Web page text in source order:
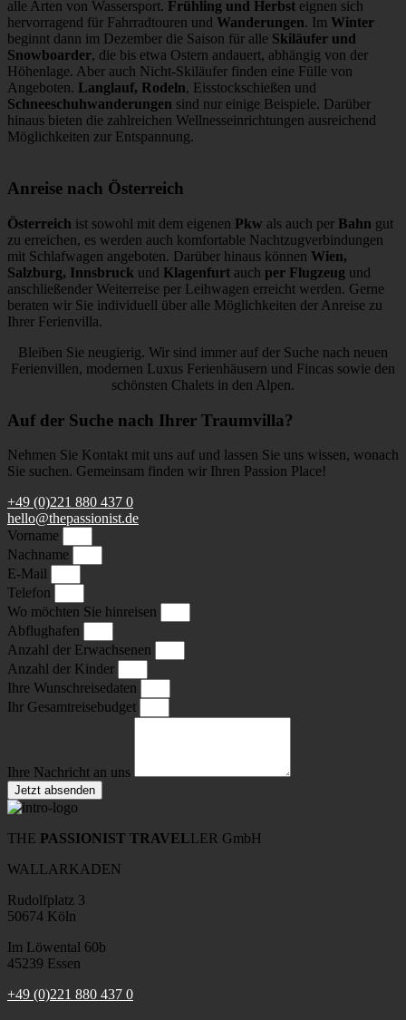
alle Arten von Wassersport. Frühling und Herbst eignen sich
hervorragend für Fahrradtouren und Wanderungen. Im Winter
beginnt dann im Dezember die Saison für alle Skiläufer und
Snowboarder, die bis etwa Ostern andauert, abhängig von der
Höhenlage. Aber auch Nicht-Skiläufer finden eine Fülle von
Angeboten. Langlauf, Rodeln, Eisstockschießen und
Schneeschuhwanderungen sind nur einige Beispiele. Darüber
hinaus bieten die zahlreichen Wellnesseinrichtungen ausreichend
Möglichkeiten zur Entspannung.
Anreise nach Österreich
Österreich ist sowohl mit dem eigenen Pkw als auch per Bahn gut
zu erreichen, es werden auch komfortable Nachtzugverbindungen
mit Schlafwagen angeboten. Darüber hinaus können Wien,
Salzburg, Innsbruck und Klagenfurt auch per Flugzeug und
anschließender Weiterreise per Leihwagen erreicht werden. Gerne
beraten wir Sie individuell über alle Möglichkeiten der Anreise zu
Ihrer Ferienvilla.
Bleiben Sie neugierig. Wir sind immer auf der Suche nach neuen
Ferienvillen, modernen Luxus Ferienhäusern und Fincas sowie den
schönsten Chalets in den Alpen.
Auf der Suche nach Ihrer Traumvilla?
Nehmen Sie Kontakt mit uns auf und lassen Sie uns wissen, wonach
Sie suchen. Gemeinsam finden wir Ihren Passion Place!
+49 (0)221 880 437 0
hello@thepassionist.de
Vorname
Nachname
E-Mail
Telefon
Wo möchten Sie hinreisen
Abflughafen
Anzahl der Erwachsenen
Anzahl der Kinder
Ihre Wunschreisedaten
Ihr Gesamtreisebudget
Ihre Nachricht an uns
Jetzt absenden
THE PASSIONIST TRAVELLER GmbH
WALLARKADEN
Rudolfplatz 3
50674 Köln
Im Löwental 60b
45239 Essen
+49 (0)221 880 437 0